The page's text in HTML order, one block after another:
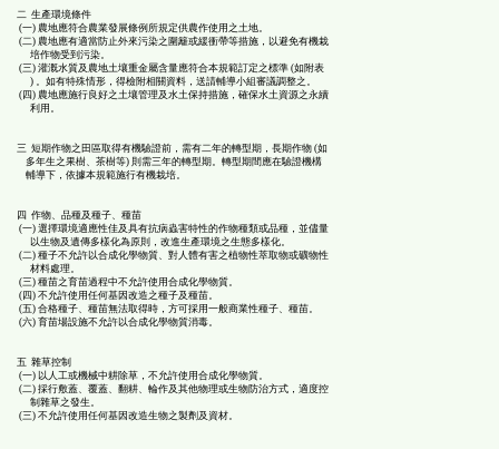
能
按
鈕
區
二 生產環境條件
(一) 農地應符合農業發展條例所規定供農作使用之土地。
(二) 農地應有適當防止外來污染之圍籬或緩衝帶等措施，以避免有機栽
培作物受到污染。
(三) 灌溉水質及農地土壤重金屬含量應符合本規範訂定之標準 (如附表
) 。如有特殊情形，得檢附相關資料，送請輔導小組審議調整之。
(四) 農地應施行良好之土壤管理及水土保持措施，確保水土資源之永續
利用。
三 短期作物之田區取得有機驗證前，需有二年的轉型期，長期作物 (如
多年生之果樹、茶樹等) 則需三年的轉型期。轉型期間應在驗證機構
輔導下，依據本規範施行有機栽培。
四 作物、品種及種子、種苗
(一) 選擇環境適應性佳及具有抗病蟲害特性的作物種類或品種，並儘量
以生物及遺傳多樣化為原則，改進生產環境之生態多樣化。
(二) 種子不允許以合成化學物質、對人體有害之植物性萃取物或礦物性
材料處理。
(三) 種苗之育苗過程中不允許使用合成化學物質。
(四) 不允許使用任何基因改造之種子及種苗。
(五) 合格種子、種苗無法取得時，方可採用一般商業性種子、種苗。
(六) 育苗場設施不允許以合成化學物質消毒。
五 雜草控制
(一) 以人工或機械中耕除草，不允許使用合成化學物質。
(二) 採行敷蓋、覆蓋、翻耕、輪作及其他物理或生物防治方式，適度控
制雜草之發生。
(三) 不允許使用任何基因改造生物之製劑及資材。